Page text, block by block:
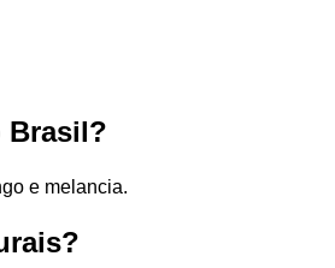
Brasil?
e melancia.